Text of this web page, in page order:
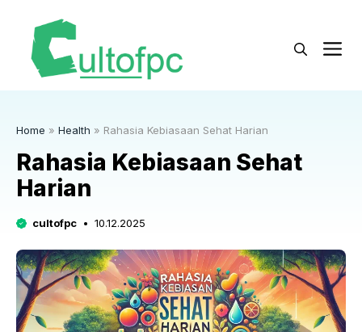
Home » Health » Rahasia Kebiasaan Sehat Harian
Rahasia Kebiasaan Sehat
Harian
cultofpc 10.12.2025